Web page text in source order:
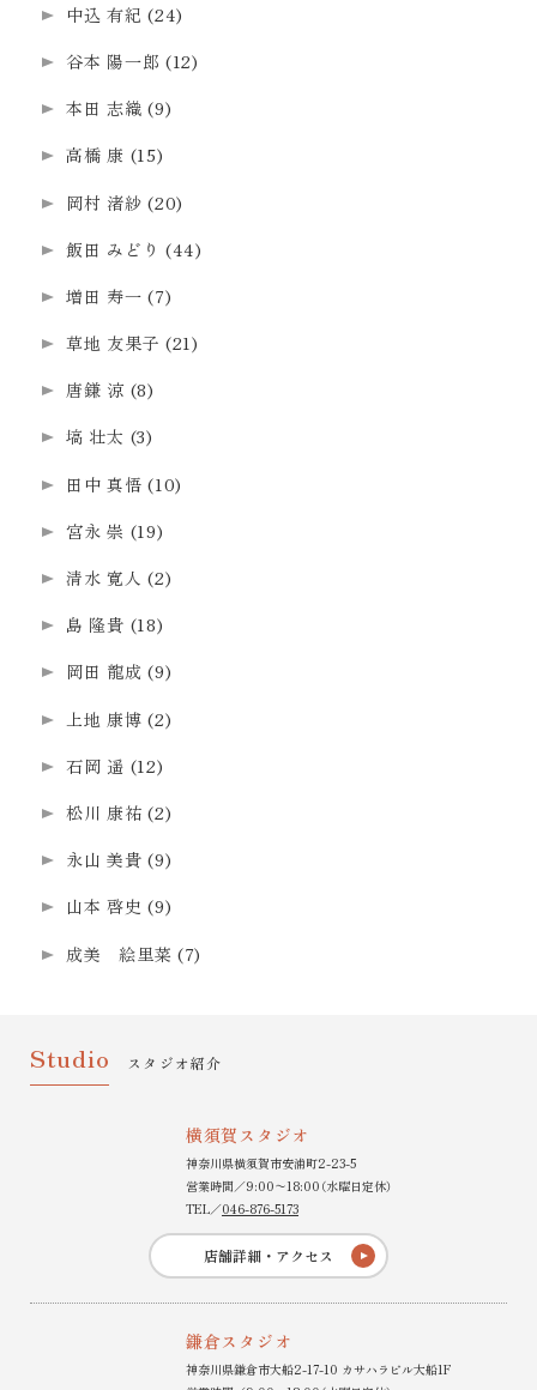
中込 有紀 (24)
谷本 陽一郎 (12)
本田 志織 (9)
高橋 康 (15)
岡村 渚紗 (20)
飯田 みどり (44)
増田 寿一 (7)
草地 友果子 (21)
唐鎌 涼 (8)
塙 壮太 (3)
田中 真悟 (10)
宮永 崇 (19)
清水 寛人 (2)
島 隆貴 (18)
岡田 龍成 (9)
上地 康博 (2)
石岡 遥 (12)
松川 康祐 (2)
永山 美貴 (9)
山本 啓史 (9)
成美 絵里菜 (7)
Studio スタジオ紹介
横須賀スタジオ
神奈川県横須賀市安浦町2-23-5
営業時間／9:00〜18:00（水曜日定休）
TEL／046-876-5173
店舗詳細・アクセス
鎌倉スタジオ
神奈川県鎌倉市大船2-17-10 カサハラビル大船1F